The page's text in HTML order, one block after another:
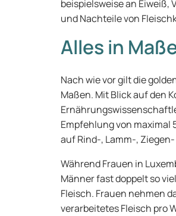
beispielsweise an Eiweiß,
und Nachteile von
Alles in
Nach wie vor gilt die
Maßen. Mit Blick auf den
Empfehlung von maximal
auf Rind-, Lamm-,
Während Frauen in
Männer fast doppelt so
Fleisch. Frauen nehmen
verarbeitetes Fleisch pro